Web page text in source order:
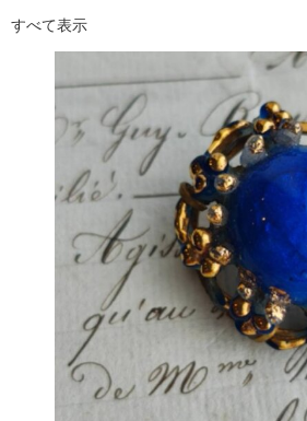
すべて表示